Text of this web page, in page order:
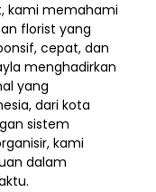
kami memahami
florist yang
cepat, dan
menghadirkan
yang
dari kota
sistem
kami
dalam